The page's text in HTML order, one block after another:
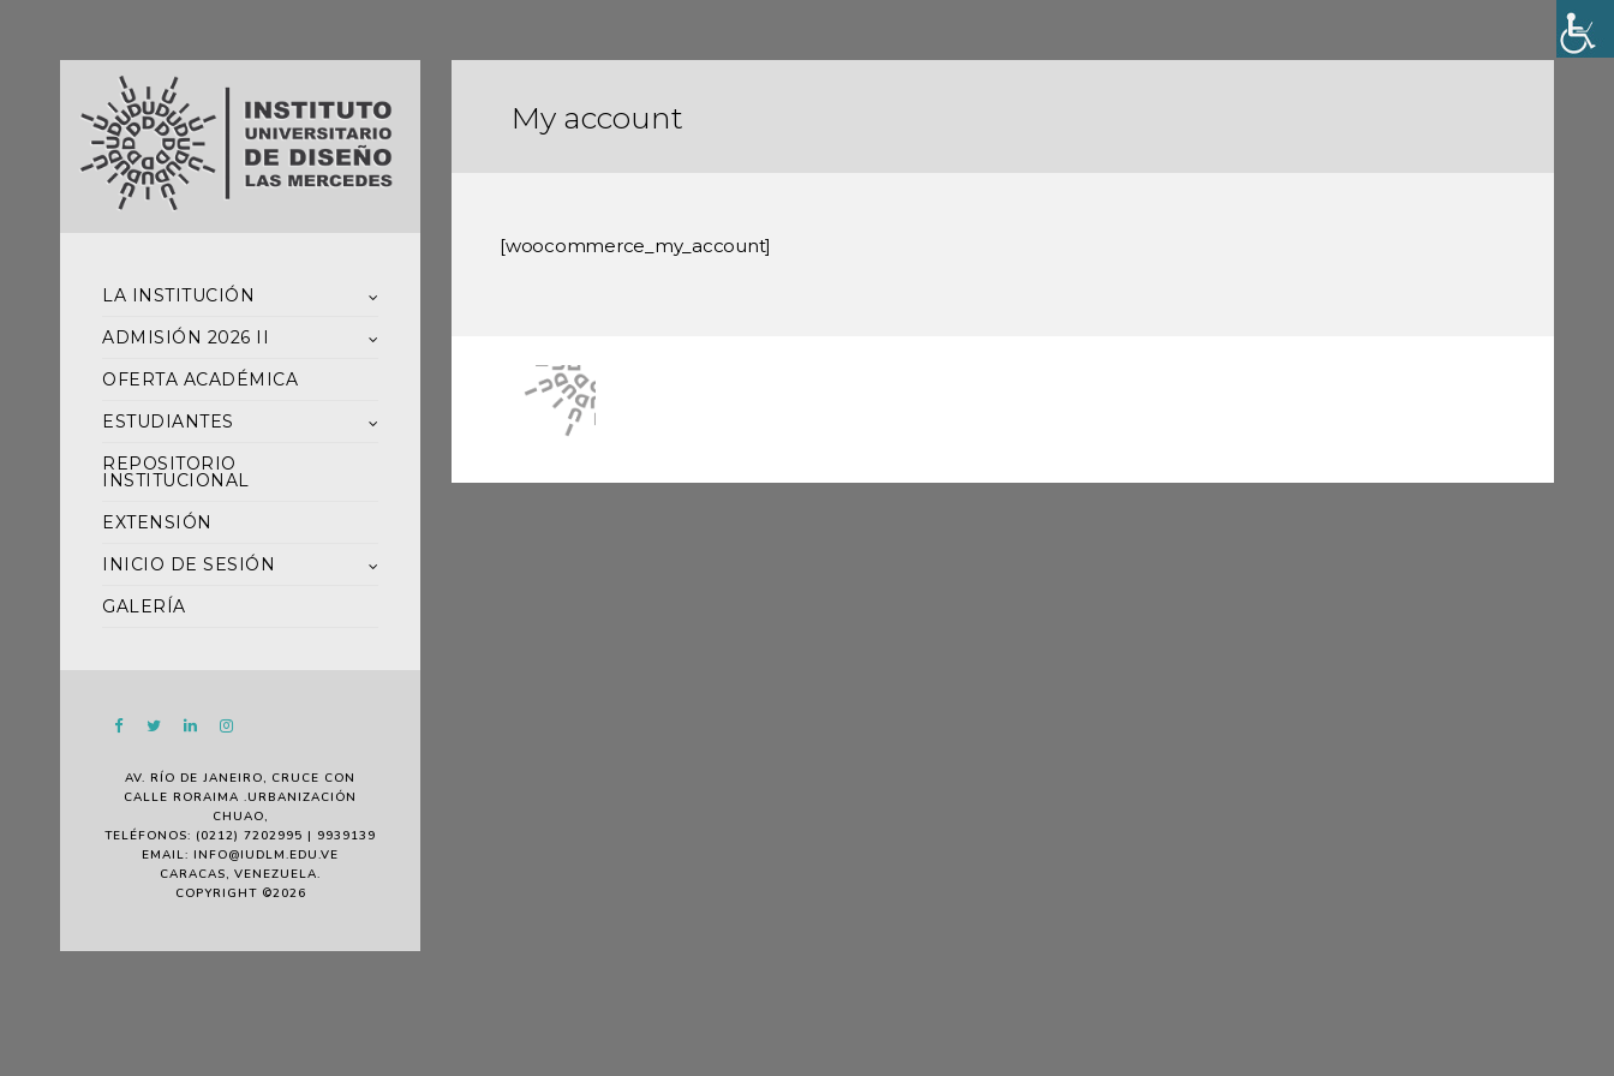
LA INSTITUCIÓN
ADMISIÓN 2026 II
OFERTA ACADÉMICA
ESTUDIANTES
REPOSITORIO
INSTITUCIONAL
EXTENSIÓN
INICIO DE SESIÓN
GALERÍA
AV. RÍO DE JANEIRO, CRUCE CON
CALLE RORAIMA .URBANIZACIÓN
CHUAO,
TELÉFONOS: (0212) 7202995 | 9939139
EMAIL: INFO@IUDLM.EDU.VE
CARACAS, VENEZUELA.
COPYRIGHT ©2026
My account
[woocommerce_my_account]